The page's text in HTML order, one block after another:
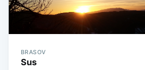
BRASOV
Sus